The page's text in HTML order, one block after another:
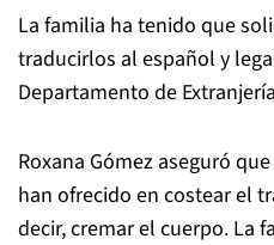
La familia ha tenido que
traducirlos al español y
Departamento de
Roxana Gómez aseguró
han ofrecido en costear el
decir, cremar el cuerpo. La